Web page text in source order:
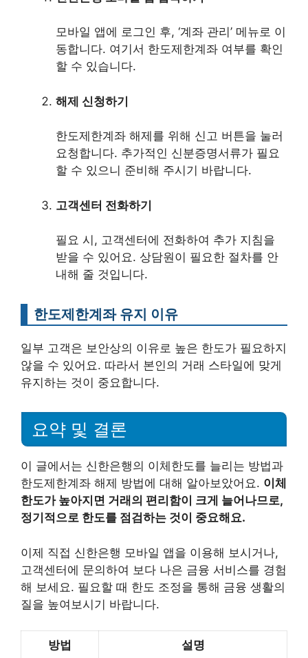
모바일 앱에 로그인 후, ‘계좌 관리’ 메뉴로 이
동합니다. 여기서 한도제한계좌 여부를 확인
할 수 있습니다.
해제 신청하기
한도제한계좌 해제를 위해 신고 버튼을 눌러
요청합니다. 추가적인 신분증명서류가 필요
할 수 있으니 준비해 주시기 바랍니다.
고객센터 전화하기
필요 시, 고객센터에 전화하여 추가 지침을
받을 수 있어요. 상담원이 필요한 절차를 안
내해 줄 것입니다.
한도제한계좌 유지 이유
일부 고객은 보안상의 이유로 높은 한도가 필요하지
않을 수 있어요. 따라서 본인의 거래 스타일에 맞게
유지하는 것이 중요합니다.
요약 및 결론
이 글에서는 신한은행의 이체한도를 늘리는 방법과
한도제한계좌 해제 방법에 대해 알아보았어요. 이체
한도가 높아지면 거래의 편리함이 크게 늘어나므로,
정기적으로 한도를 점검하는 것이 중요해요.
이제 직접 신한은행 모바일 앱을 이용해 보시거나,
고객센터에 문의하여 보다 나은 금융 서비스를 경험
해 보세요. 필요할 때 한도 조정을 통해 금융 생활의
질을 높여보시기 바랍니다.
방법 설명